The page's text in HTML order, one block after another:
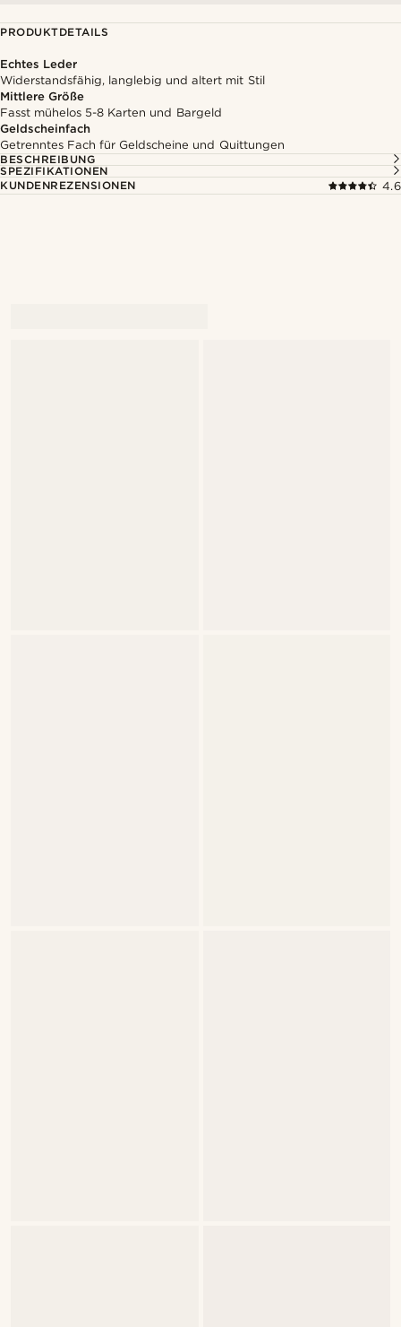
PRODUKTDETAILS
Echtes Leder
Widerstandsfähig, langlebig und altert mit Stil
Mittlere Größe
Fasst mühelos 5-8 Karten und Bargeld
Geldscheinfach
Getrenntes Fach für Geldscheine und Quittungen
BESCHREIBUNG
SPEZIFIKATIONEN
KUNDENREZENSIONEN
4.6